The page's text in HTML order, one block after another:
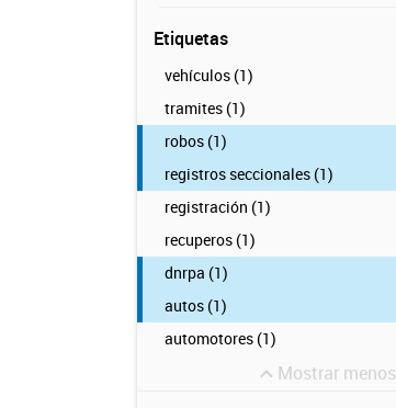
Etiquetas
vehículos (1)
tramites (1)
robos (1)
registros seccionales (1)
registración (1)
recuperos (1)
dnrpa (1)
autos (1)
automotores (1)
Mostrar menos